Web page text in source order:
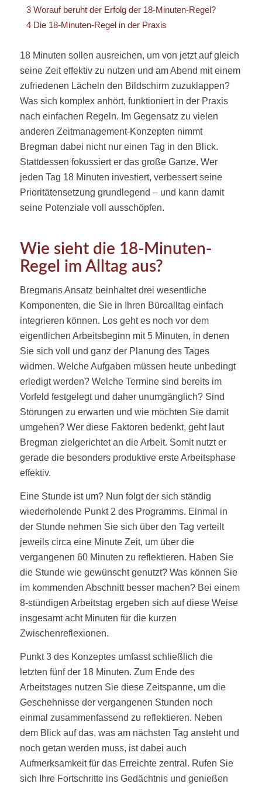
3Worauf beruht der Erfolg der 18-Minuten-Regel?
4Die 18-Minuten-Regel in der Praxis
18 Minuten sollen ausreichen, um von jetzt auf gleich
seine Zeit effektiv zu nutzen und am Abend mit einem
zufriedenen Lächeln den Bildschirm zuzuklappen?
Was sich komplex anhört, funktioniert in der Praxis
nach einfachen Regeln. Im Gegensatz zu vielen
anderen Zeitmanagement-Konzepten nimmt
Bregman dabei nicht nur einen Tag in den Blick.
Stattdessen fokussiert er das große Ganze. Wer
jeden Tag 18 Minuten investiert, verbessert seine
Prioritätensetzung grundlegend – und kann damit
seine Potenziale voll ausschöpfen.
Wie sieht die 18-Minuten-
Regel im Alltag aus?
Bregmans Ansatz beinhaltet drei wesentliche
Komponenten, die Sie in Ihren Büroalltag einfach
integrieren können. Los geht es noch vor dem
eigentlichen Arbeitsbeginn mit 5 Minuten, in denen
Sie sich voll und ganz der Planung des Tages
widmen. Welche Aufgaben müssen heute unbedingt
erledigt werden? Welche Termine sind bereits im
Vorfeld festgelegt und daher unumgänglich? Sind
Störungen zu erwarten und wie möchten Sie damit
umgehen? Wer diese Faktoren bedenkt, geht laut
Bregman zielgerichtet an die Arbeit. Somit nutzt er
gerade die besonders produktive erste Arbeitsphase
effektiv.
Eine Stunde ist um? Nun folgt der sich ständig
wiederholende Punkt 2 des Programms. Einmal in
der Stunde nehmen Sie sich über den Tag verteilt
jeweils circa eine Minute Zeit, um über die
vergangenen 60 Minuten zu reflektieren. Haben Sie
die Stunde wie gewünscht genutzt? Was können Sie
im kommenden Abschnitt besser machen? Bei einem
8-stündigen Arbeitstag ergeben sich auf diese Weise
insgesamt acht Minuten für die kurzen
Zwischenreflexionen.
Punkt 3 des Konzeptes umfasst schließlich die
letzten fünf der 18 Minuten. Zum Ende des
Arbeitstages nutzen Sie diese Zeitspanne, um die
Geschehnisse der vergangenen Stunden noch
einmal zusammenfassend zu reflektieren. Neben
dem Blick auf das, was am nächsten Tag ansteht und
noch getan werden muss, ist dabei auch
Aufmerksamkeit für das Erreichte zentral. Rufen Sie
sich Ihre Fortschritte ins Gedächtnis und genießen